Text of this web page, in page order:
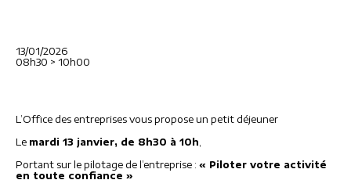
13/01/2026
08h30 > 10h00
L’Office des entreprises vous propose un petit déjeuner
Le mardi 13 janvier, de 8h30 à 10h
Portant sur le pilotage de l’entreprise : « Piloter votre activité
en toute confiance »